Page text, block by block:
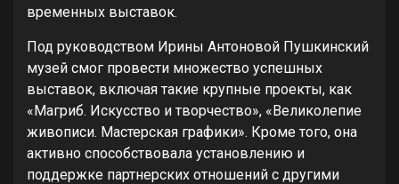
временных выставок.
Под руководством Ирины Антоновой Пушкинский
музей смог провести множество успешных
выставок, включая такие крупные проекты, как
«Магриб. Искусство и творчество», «Великолепие
живописи. Мастерская графики». Кроме того, она
активно способствовала установлению и
поддержке партнерских отношений с другими